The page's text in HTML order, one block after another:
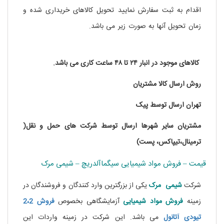
اقدام به ثبت سفارش نمایید تحویل کالاهای خریداری شده و
زمان تحویل آنها به صورت زیر می باشد.
کالاهای موجود در انبار ۲۴ تا ۴۸ ساعت کاری می باشد.
روش ارسال کالا مشتریان
تهران ارسال توسط پیک
مشتریان سایر شهرها ارسال توسط شرکت های حمل و نقل(
ترمینال،تیپاکس، پست)
قیمت – فروش مواد شیمیایی سیگماآلدریچ – شیمی مرک
شرکتشیمی مرکیکی از بزرگترین وارد کنندگان و فروشندگان در
زمینه فروش مواد شیمیایی آزمایشگاهی بخصوص
فروش 2،2
تیودی آتانول می باشد. این شرکت در زمینه واردات این